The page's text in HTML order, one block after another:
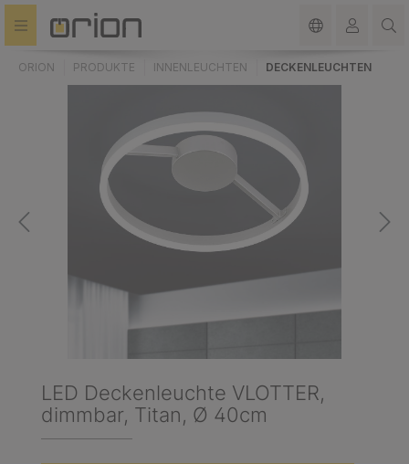
springen
ORION PRODUKTE INNENLEUCHTEN DECKENLEUCHTEN
LED Deckenleuchte VLOTTER,
dimmbar, Titan, Ø 40cm